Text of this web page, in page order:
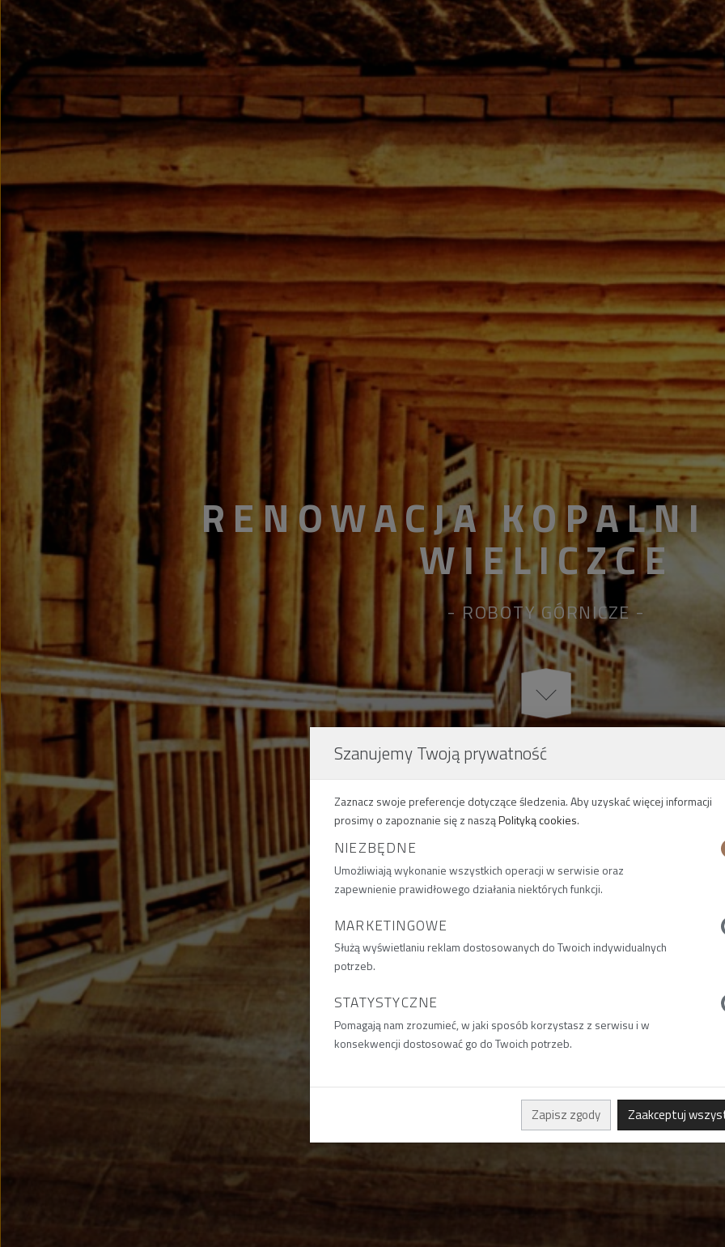
RENOWACJA
WIELICZCE
ROBOTY GÓRNICZE
Szanujemy Twoją prywatność
Zaznacz swoje preferencje dotyczące śledzenia. Aby uzyskać więcej informacji
prosimy o zapoznanie się z nasząPolityką cookies.
NIEZBĘDNE
Umożliwiają wykonanie wszystkich operacji w serwisie oraz
zapewnienie prawidłowego działania niektórych funkcji.
MARKETINGOWE
Służą wyświetlaniu reklam dostosowanych do Twoich indywidualnych
potrzeb.
STATYSTYCZNE
Pomagają nam zrozumieć, w jaki sposób korzystasz z serwisu i w
konsekwencji dostosować go do Twoich potrzeb.
Zapisz zgody Zaakceptuj